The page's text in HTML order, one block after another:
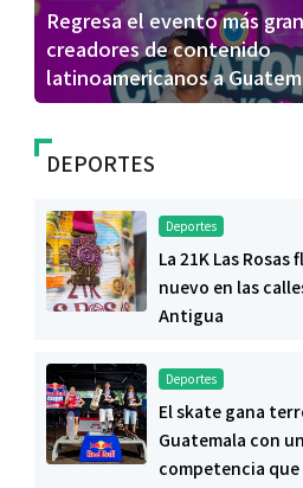
Regresa el evento más
creadores de contenido
latinoamericanos a
DEPORTES
Deportes
La 21K Las Rosas
nuevo en las
Antigua
Deportes
El skate gana
Guatemala con
competencia que